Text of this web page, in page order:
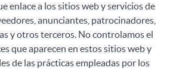
enlace a los sitios web y servicios de
anunciantes, patrocinadores,
y otros terceros. No controlamos el
que aparecen en estos sitios web y
de las prácticas empleadas por los